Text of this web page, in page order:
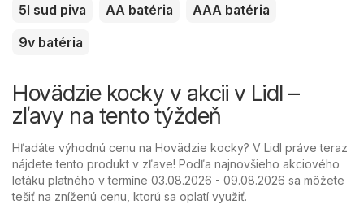
5l sud piva
AA batéria
AAA batéria
9v batéria
Hovädzie kocky v akcii v Lidl –
zľavy na tento týždeň
Hľadáte výhodnú cenu na Hovädzie kocky? V Lidl práve teraz
nájdete tento produkt v zľave! Podľa najnovšieho akciového
letáku platného v termíne 03.08.2026 - 09.08.2026 sa môžete
tešiť na zníženú cenu, ktorú sa oplatí využiť.